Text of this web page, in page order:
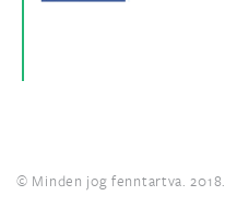
© Minden jog fenntartva. 2018.